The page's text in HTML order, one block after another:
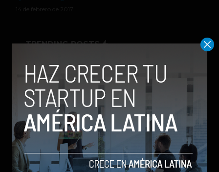
14 de febrero de 2017
TRENDING POSTS
gestionadas para menores a su plan
gratuito en seis países
ChatGPT Work: el nuevo asistente
de OpenAI que promete mejorar la
productividad laboral
Galaxy Z Flip8: el plegable compacto
de Samsung se renueva con más
pantalla, mejor cámara e IA